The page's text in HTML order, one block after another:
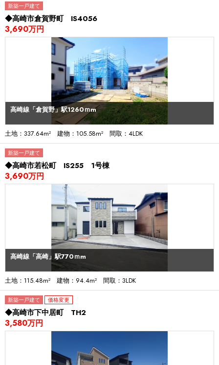
新築一戸建て
◆高崎市倉賀野町 IS4056
3,690万円
高崎線「倉賀野」駅1260ｍm
土地：337.64m² 建物：105.58m² 間取：4LDK
新築一戸建て
◆高崎市若松町 IS255 1号棟
3,690万円
高崎線「高崎」駅770ｍm
土地：115.48m² 建物：94.4m² 間取：3LDK
新築一戸建て 価格変更
◆高崎市下中居町 TH2
3,580万円